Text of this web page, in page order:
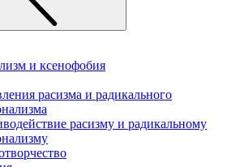
и ксенофобия
расизма и радикального
расизму и радикальному